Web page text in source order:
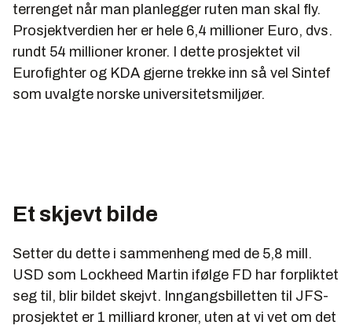
terrenget når man planlegger ruten man skal fly.
Prosjektverdien her er hele 6,4 millioner Euro, dvs.
rundt 54 millioner kroner. I dette prosjektet vil
Eurofighter og KDA gjerne trekke inn så vel Sintef
som uvalgte norske universitetsmiljøer.
Et skjevt bilde
Setter du dette i sammenheng med de 5,8 mill.
USD som Lockheed Martin ifølge FD har forpliktet
seg til, blir bildet skejvt. Inngangsbilletten til JFS-
prosjektet er 1 milliard kroner, uten at vi vet om det